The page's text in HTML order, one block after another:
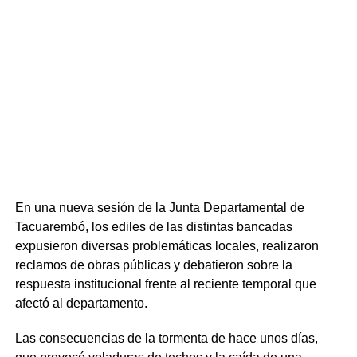
En una nueva sesión de la Junta Departamental de
Tacuarembó, los ediles de las distintas bancadas
expusieron diversas problemáticas locales, realizaron
reclamos de obras públicas y debatieron sobre la
respuesta institucional frente al reciente temporal que
afectó al departamento.
Las consecuencias de la tormenta de hace unos días,